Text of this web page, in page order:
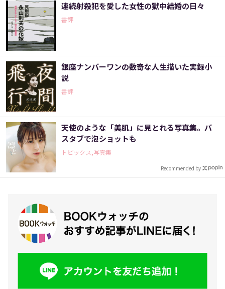
連続射殺犯を愛した女性の獄中結婚の日々
書評
銀座ナンバーワンの数奇な人生描いた実録小
説
書評
天使のような「美肌」に見とれる写真集。バ
スタブで泡ショットも
トピックス,写真集
Recommended by